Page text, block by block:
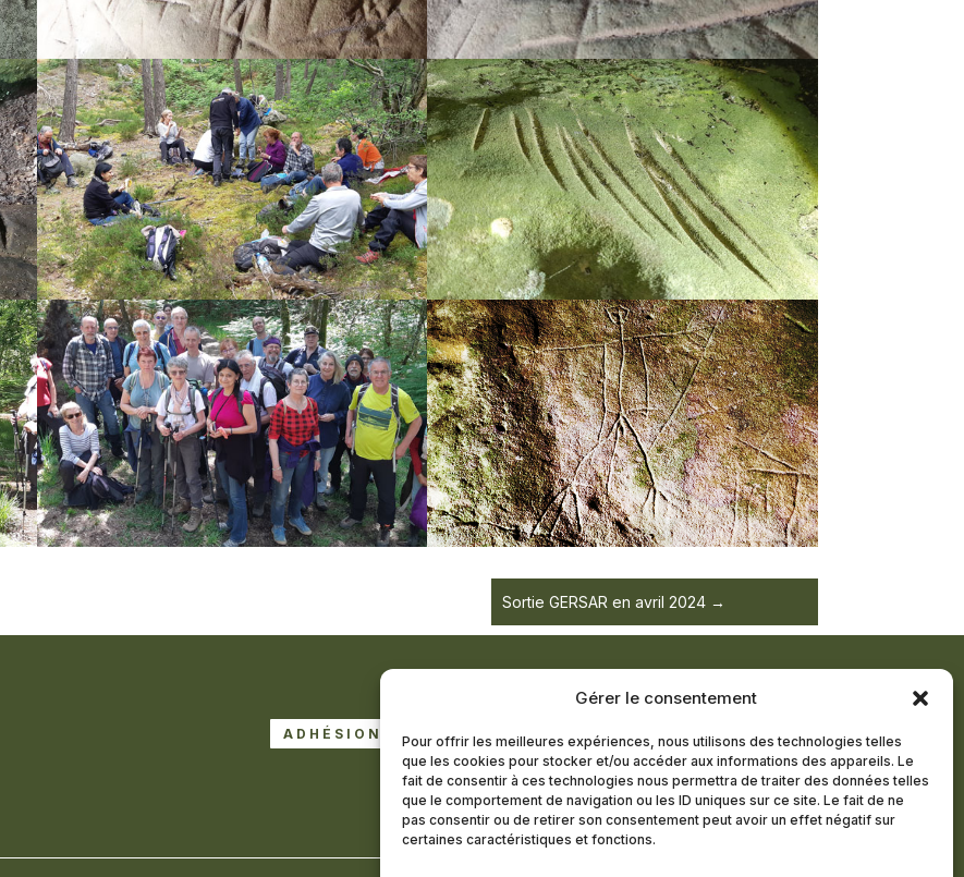
Gérer le consentement
Pour offrir les meilleures expériences, nous utilisons des technologies telles
que les cookies pour stocker et/ou accéder aux informations des appareils. Le
fait de consentir à ces technologies nous permettra de traiter des données telles
que le comportement de navigation ou les ID uniques sur ce site. Le fait de ne
pas consentir ou de retirer son consentement peut avoir un effet négatif sur
certaines caractéristiques et fonctions.
Sortie GERSAR en avril 2024
ADHÉSION À LA LETTRE D’INFORMATION
DEVENIR MEMBRE